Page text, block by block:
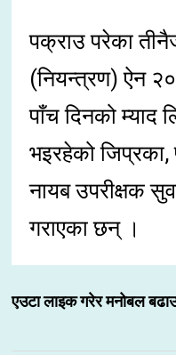
पक्राउ परेका
(नियन्त्रण) ऐन
पाँच दिनको म्याद
भइरहेको जिप्रका,
नायब उपरीक्षक
गराएका छन् ।
एउटा लाइक गरेर मनोबल